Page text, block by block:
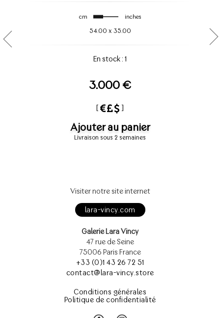
cm inches
54.00 x 35.00
En stock : 1
3.000 €
[ ]
Ajouter au panier
Livraison sous 2 semaines
Visiter notre site internet
lara-vincy.com
Galerie Lara Vincy
47 rue de Seine
75006 Paris France
+33 (0)1 43 26 72 51
contact@lara-vincy.store
Conditions générales
Politique de confidentialité